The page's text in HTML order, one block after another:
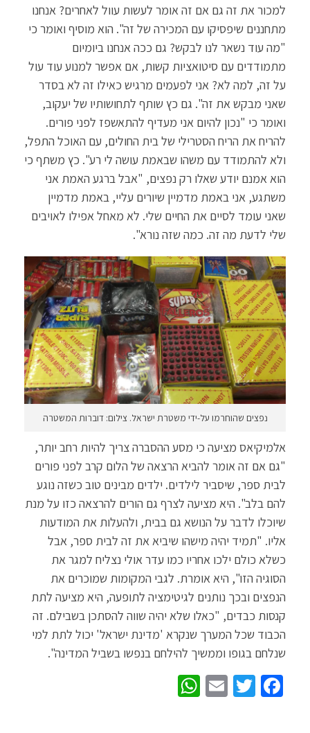
למכור את זה גם אם זה אומר לעשות עוול לאחרים? אנחנו
מתחננים שיפסיקו עם המכירה של זה". הוא מוסיף ואומר כי
"מה עוד נשאר לנו לבקש? גם ככה אנחנו ביומיום
מתמודדים עם סיטואציות קשות, אם אפשר למנוע עוד עול
על זה, למה לא? אני לפעמים מרגיש כאילו זה לא בסדר
שאני מבקש את זה". גם כץ שותף לתחושותיו של יעקוב,
ואומר כי "נכון להיום אני מעדיף להתאשפז לפני פורים.
להריח את הריח הסטרילי של בית החולים, עם האוכל התפל,
ולא להתמודד עם משהו שבאמת עושה לי רע". כץ משתף כי
הוא אמנם יודע שאלו רק נפצים, "אבל ברגע האמת אני
משתגע, אני באמת מדמיין שיורים עליי, באמת מדמיין
שאני עומד לסיים את החיים שלי. לא מאחל אפילו לאויבים
שלי לדעת מה זה. כמה שזה נורא".
נפצים שהוחרמו על-ידי משטרת ישראל. צילום: דוברות המשטרה
אלמיקיאס מציעה כי מסע ההסברה צריך להיות רחב יותר,
"גם אם זה אומר להביא הרצאה של הלום קרב לפני פורים
לבית ספר, שיסביר לילדים. ילדים מבינים טוב כשזה נוגע
להם בלב". היא מציעה לצרף גם הורים להרצאה כזו על מנת
שיוכלו לדבר על הנושא גם בבית, ולהעלות את המודעות
אליו. "תמיד יהיה מישהו שיביא את זה לבית ספר, אבל
כשלא כולם ילכו אחריו כמו עדר אולי נצליח למגר את
הסוגיה הזו", היא אומרת. לגבי המקומות שמוכרים את
הנפצים ובכך נותנים לגיטימציה לתופעה, היא מציעה לתת
קנסות כבדים, "כאלו שלא יהיה שווה להסתכן בשבילם. זה
הכבוד שכל המערך שנקרא 'מדינת ישראל' יכול לתת למי
שנלחם בגופו וממשיך להילחם בנפשו בשביל המדינה".
Fa
T
E